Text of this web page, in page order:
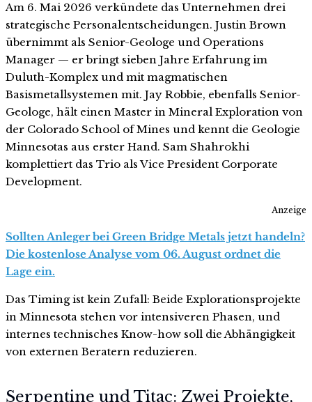
Am 6. Mai 2026 verkündete das Unternehmen drei
strategische Personalentscheidungen. Justin Brown
übernimmt als Senior-Geologe und Operations
Manager — er bringt sieben Jahre Erfahrung im
Duluth-Komplex und mit magmatischen
Basismetallsystemen mit. Jay Robbie, ebenfalls Senior-
Geologe, hält einen Master in Mineral Exploration von
der Colorado School of Mines und kennt die Geologie
Minnesotas aus erster Hand. Sam Shahrokhi
komplettiert das Trio als Vice President Corporate
Development.
Anzeige
Sollten Anleger bei Green Bridge Metals jetzt handeln?
Die kostenlose Analyse vom 06. August ordnet die
Lage ein.
Das Timing ist kein Zufall: Beide Explorationsprojekte
in Minnesota stehen vor intensiveren Phasen, und
internes technisches Know-how soll die Abhängigkeit
von externen Beratern reduzieren.
Serpentine und Titac: Zwei Projekte,